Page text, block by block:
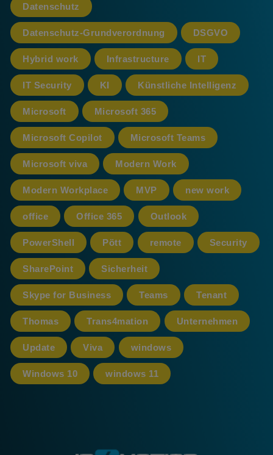
Datenschutz
Datenschutz-Grundverordnung DSGVO
Hybrid work Infrastructure IT
IT Security KI Künstliche Intelligenz
Microsoft Microsoft 365
Microsoft Copilot Microsoft Teams
Microsoft viva Modern Work
Modern Workplace MVP new work
office Office 365 Outlook
PowerShell Pött remote Security
SharePoint Sicherheit
Skype for Business Teams Tenant
Thomas Trans4mation Unternehmen
Update Viva windows
Windows 10 windows 11